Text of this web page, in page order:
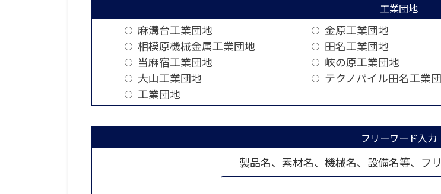
工業団地
麻溝台工業団地 金原工業団地
相模原機械金属工業団地
田名工業団地
当麻宿工業団地
峡の原工業団地
大山工業団地
テクノパイル田名工業
工業団地
フリーワード入力
製品名、素材名、機械名、設備名等、フ